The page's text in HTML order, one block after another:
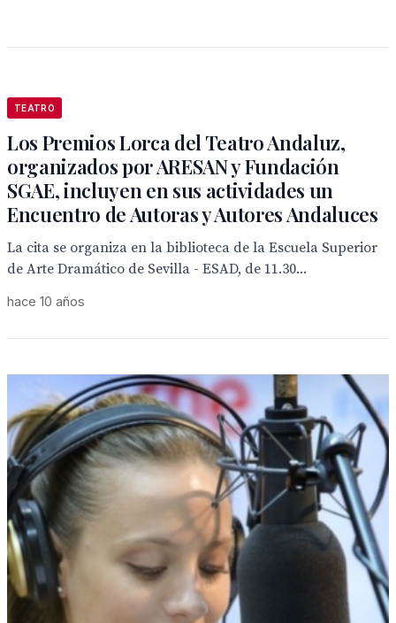
TEATRO
Los Premios Lorca del Teatro Andaluz,
organizados por ARESAN y Fundación
SGAE, incluyen en sus actividades un
Encuentro de Autoras y Autores Andaluces
La cita se organiza en la biblioteca de la Escuela Superior
de Arte Dramático de Sevilla - ESAD, de 11.30...
hace 10 años